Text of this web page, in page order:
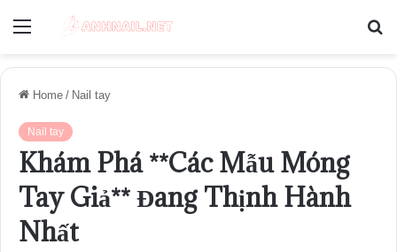
Menu
Home / Nail tay
Nail tay
Khám Phá **Các Mẫu Móng
Tay Giả** Đang Thịnh Hành
Nhất